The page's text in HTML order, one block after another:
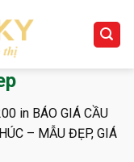
in BÁO GIÁ CẦU
– MẪU ĐẸP, GIÁ